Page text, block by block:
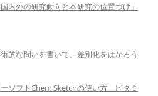
内外の研究動向と本研究の位置づけ」
的な問いを書いて、差別化をはかろう
ソフトChem Sketchの使い方 ビタミ